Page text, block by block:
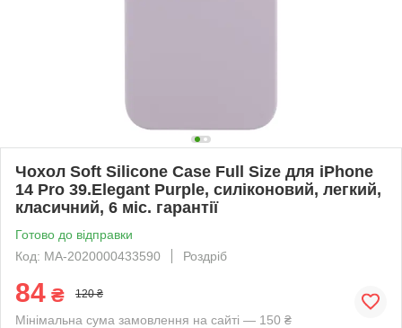
Чохол Soft Silicone Case Full Size для iPhone
14 Pro 39.Elegant Purple, силіконовий, легкий,
класичний, 6 міс. гарантії
Готово до відправки
Код: MA-2020000433590
Роздріб
84 ₴ 120 ₴
Мінімальна сума замовлення на сайті — 150 ₴